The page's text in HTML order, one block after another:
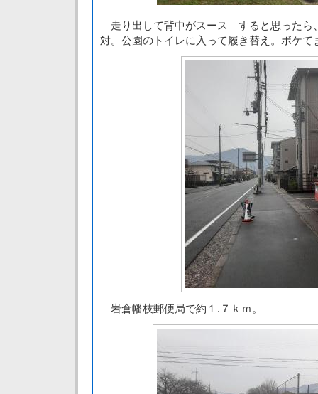
走り出して背中がスース―すると思ったら
対。公園のトイレに入って履き替え。ボケて
岩倉幡枝郵便局で約１.７ｋｍ。